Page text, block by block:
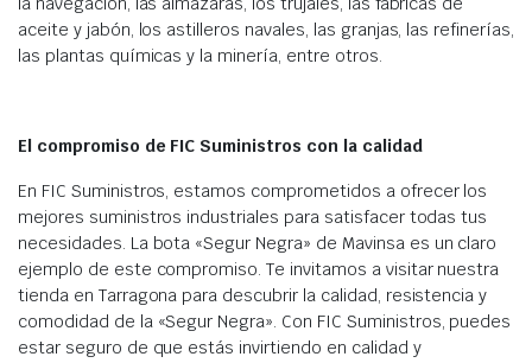
aceite y jabón, los astilleros navales, las granjas, las refinerías,
las plantas químicas y la minería, entre otros.
El compromiso de FIC Suministros con la calidad
En FIC Suministros, estamos comprometidos a ofrecer los
mejores suministros industriales para satisfacer todas tus
necesidades. La bota «Segur Negra» de Mavinsa es un claro
ejemplo de este compromiso. Te invitamos a visitar nuestra
tienda en Tarragona para descubrir la calidad, resistencia y
comodidad de la «Segur Negra». Con FIC Suministros, puedes
estar seguro de que estás invirtiendo en calidad y